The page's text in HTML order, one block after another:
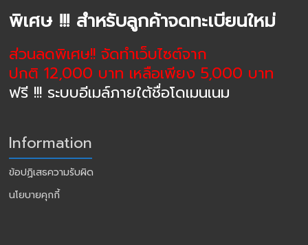
พิเศษ !!! สำหรับลูกค้าจดทะเบียนใหม่
ส่วนลดพิเศษ!! จัดทำเว็บไซต์จาก
ปกติ 12,000 บาท เหลือเพียง 5,000 บาท
ฟรี !!! ระบบอีเมล์ภายใต้ชื่อโดเมนเนม
Information
ข้อปฏิเสธความรับผิด
นโยบายคุกกี้